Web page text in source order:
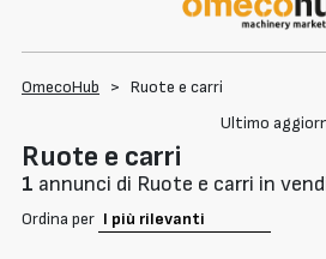
OmecoHub > Ruote e carri
Ultimo
Ruote e carri
1 annunci di Ruote e carri in
Ordina per